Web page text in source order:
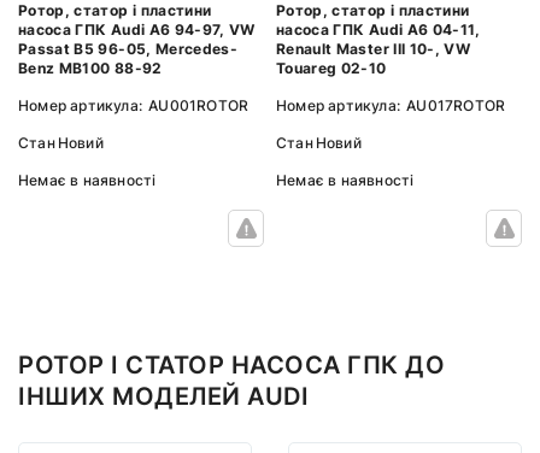
Ротор, статор і пластини
насоса ГПК Audi A6 94-97, VW
Passat B5 96-05, Mercedes-
Benz MB100 88-92
Номер артикула: AU001ROTOR
Стан Новий
Немає в наявності
Ротор, статор і пластини
насоса ГПК Audi A6 04-11,
Renault Master III 10-, VW
Touareg 02-10
Номер артикула: AU017ROTOR
Стан Новий
Немає в наявності
РОТОР І СТАТОР НАСОСА ГПК ДО
ІНШИХ МОДЕЛЕЙ AUDI